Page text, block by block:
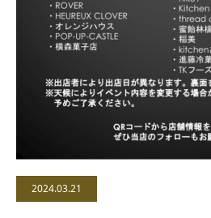
2024.03.21